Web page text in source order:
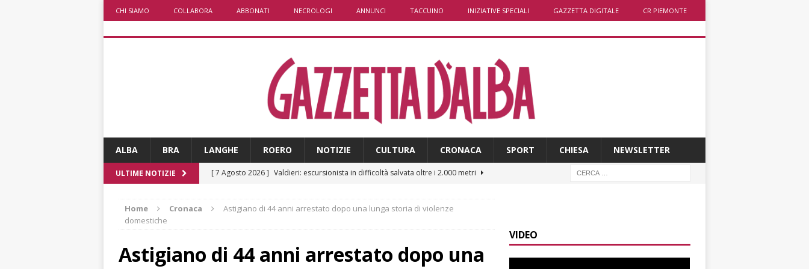
CHI SIAMO COLLABORA ABBONATI NECROLOGI ANNUNCI TACCUINO INIZIATIVE SPECIALI GAZZETTA DIGITALE CR PIEMONTE
ALBA BRA LANGHE ROERO NOTIZIE CULTURA CRONACA SPORT CHIESA NEWSLETTER
ULTIME NOTIZIE [ 7 Agosto 2026 ] Valdieri: escursionista in difficoltà salvata oltre i 2.000 metri
[ 7 Agosto 2026 ] Caso Galeasso in Comune ad Alba, per la Lega le dimissioni
[ 7 Agosto 2026 ] ITINERARI / La ciclabile del Ponente ligure sui vecchi binari
Home Cronaca
Astigiano di 44 anni arrestato dopo una lunga storia di violenze
domestiche
Astigiano di 44 anni arrestato dopo una
VIDEO